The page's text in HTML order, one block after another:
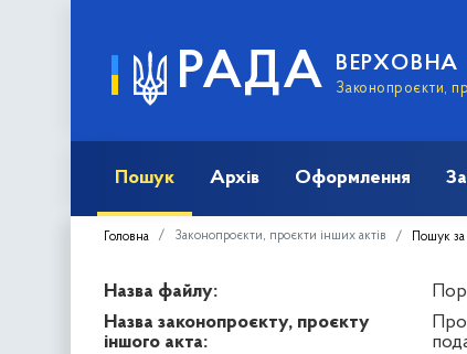
РАДА ВЕРХОВНА
Законопроєкти,
Пошук Архів Оформлення
Головна Законопроєкти, проєкти інших актів Пошук
Назва файлу:
Назва законопроєкту, проєкту
іншого акта: